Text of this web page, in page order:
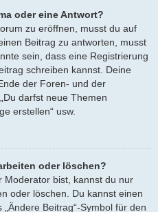
oder eine Antwort?
zu eröffnen, musst du auf
Beitrag zu antworten, musst
sein, dass eine Registrierung
schreiben kannst. Deine
der Foren- und der
darfst neue Themen
erstellen“ usw.
oder löschen?
Moderator bist, kannst du nur
oder löschen. Du kannst einen
Beitrag“-Symbol für den